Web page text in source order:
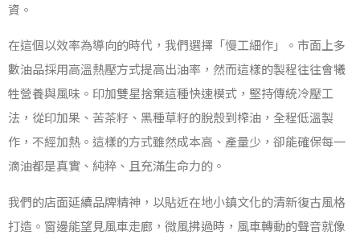
資。
在這個以效率為導向的時代，我們選擇「慢工細作」。市面上多
數油品採用高溫熱壓方式提高出油率，然而這樣的製程往往會犧
牲營養與風味。印加雙星捨棄這種快速模式，堅持傳統冷壓工
法，從印加果、苦茶籽、黑種草籽的脫殼到榨油，全程低溫製
作，不經加熱。這樣的方式雖然成本高、產量少，卻能確保每一
滴油都是真實、純粹、且充滿生命力的。
我們的店面延續品牌精神，以貼近在地小鎮文化的清新復古風格
打造。窗邊能望見風車走廊，微風拂過時，風車轉動的聲音就像